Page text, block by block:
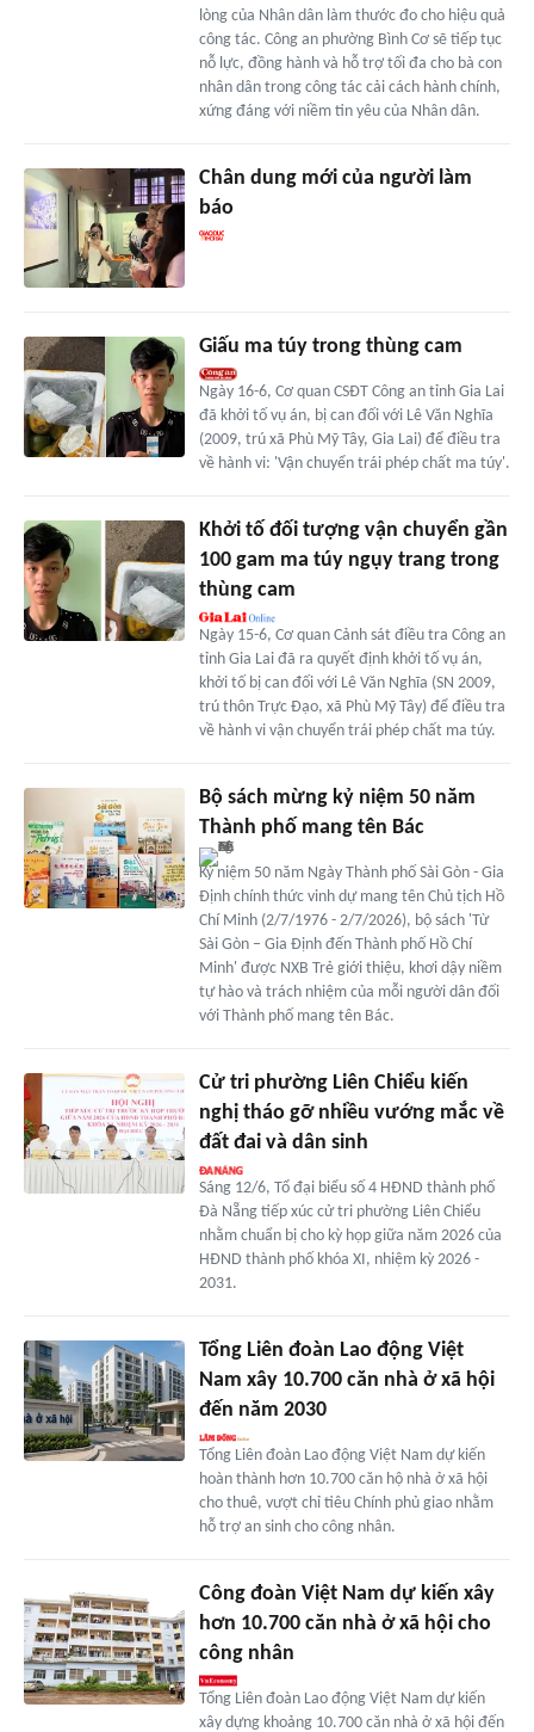
lòng của Nhân dân làm thước đo cho hiệu quả
công tác. Công an phường Bình Cơ sẽ tiếp tục
nỗ lực, đồng hành và hỗ trợ tối đa cho bà con
nhân dân trong công tác cải cách hành chính,
xứng đáng với niềm tin yêu của Nhân dân.
Chân dung mới của người làm
báo
Giấu ma túy trong thùng cam
Ngày 16-6, Cơ quan CSĐT Công an tỉnh Gia Lai
đã khởi tố vụ án, bị can đối với Lê Văn Nghĩa
(2009, trú xã Phù Mỹ Tây, Gia Lai) để điều tra
về hành vi: 'Vận chuyển trái phép chất ma túy'.
Khởi tố đối tượng vận chuyển gần
100 gam ma túy ngụy trang trong
thùng cam
Ngày 15-6, Cơ quan Cảnh sát điều tra Công an
tỉnh Gia Lai đã ra quyết định khởi tố vụ án,
khởi tố bị can đối với Lê Văn Nghĩa (SN 2009,
trú thôn Trực Đạo, xã Phù Mỹ Tây) để điều tra
về hành vi vận chuyển trái phép chất ma túy.
Bộ sách mừng kỷ niệm 50 năm
Thành phố mang tên Bác
Kỷ niệm 50 năm Ngày Thành phố Sài Gòn - Gia
Định chính thức vinh dự mang tên Chủ tịch Hồ
Chí Minh (2/7/1976 - 2/7/2026), bộ sách 'Từ
Sài Gòn – Gia Định đến Thành phố Hồ Chí
Minh' được NXB Trẻ giới thiệu, khơi dậy niềm
tự hào và trách nhiệm của mỗi người dân đối
với Thành phố mang tên Bác.
Cử tri phường Liên Chiểu kiến
nghị tháo gỡ nhiều vướng mắc về
đất đai và dân sinh
Sáng 12/6, Tổ đại biểu số 4 HĐND thành phố
Đà Nẵng tiếp xúc cử tri phường Liên Chiểu
nhằm chuẩn bị cho kỳ họp giữa năm 2026 của
HĐND thành phố khóa XI, nhiệm kỳ 2026 -
2031.
Tổng Liên đoàn Lao động Việt
Nam xây 10.700 căn nhà ở xã hội
đến năm 2030
Tổng Liên đoàn Lao động Việt Nam dự kiến
hoàn thành hơn 10.700 căn hộ nhà ở xã hội
cho thuê, vượt chỉ tiêu Chính phủ giao nhằm
hỗ trợ an sinh cho công nhân.
Công đoàn Việt Nam dự kiến xây
hơn 10.700 căn nhà ở xã hội cho
công nhân
Tổng Liên đoàn Lao động Việt Nam dự kiến
xây dựng khoảng 10.700 căn nhà ở xã hội đến